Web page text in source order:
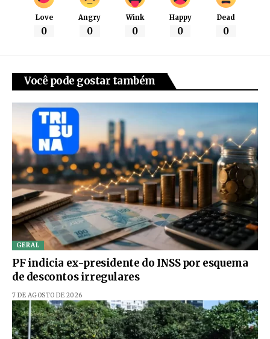
Love
0
Angry
0
Wink
0
Happy
0
Dead
0
Você pode gostar também
GERAL
PF indicia ex-presidente do INSS por esquema
de descontos irregulares
7 DE AGOSTO DE 2026